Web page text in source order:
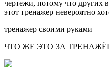
чертежи, потому что других
этот тренажер невероятно
тренажер своими руками
ЧТО ЖЕ ЭТО ЗА